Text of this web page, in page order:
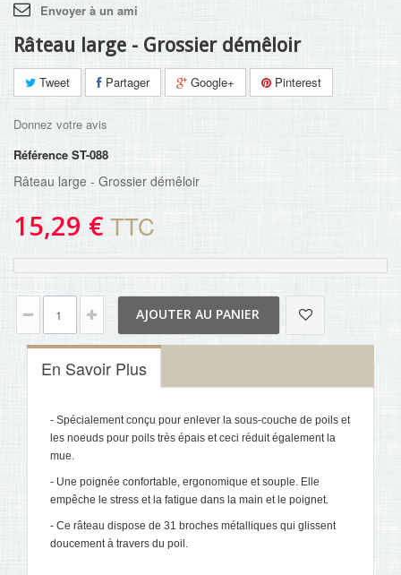
Envoyer à un ami
Râteau large - Grossier démêloir
Tweet Partager Google+ Pinterest
Donnez votre avis
Référence ST-088
Râteau large - Grossier démêloir
15,29 € TTC
AJOUTER AU PANIER
En Savoir Plus
- Spécialement conçu pour enlever la sous-couche de poils et
les noeuds pour poils très épais et ceci réduit également la
mue.
- Une poignée confortable, ergonomique et souple. Elle
empêche le stress et la fatigue dans la main et le poignet.
- Ce râteau dispose de 31 broches métalliques qui glissent
doucement à travers du poil.